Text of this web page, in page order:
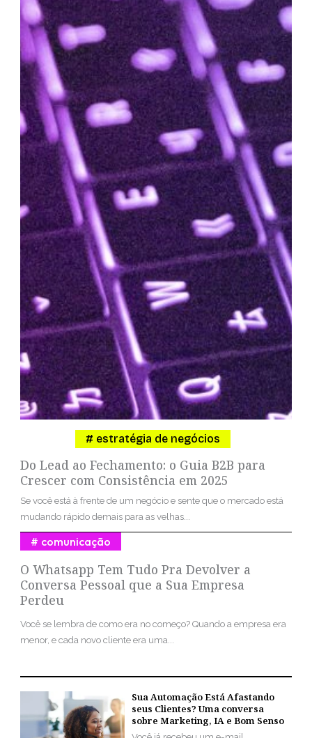
Do Lead ao Fechamento: o Guia B2B para
Crescer com Consistência em 2025
estratégia de negócios
Se você está à frente de um negócio e sente que o mercado está
mudando rápido demais para as velhas...
O Whatsapp Tem Tudo Pra Devolver a
Conversa Pessoal que a Sua Empresa
Perdeu
comunicação
Você se lembra de como era no começo? Quando a empresa era
menor, e cada novo cliente era uma...
Sua Automação Está Afastando
seus Clientes? Uma conversa
sobre Marketing, IA e Bom Senso